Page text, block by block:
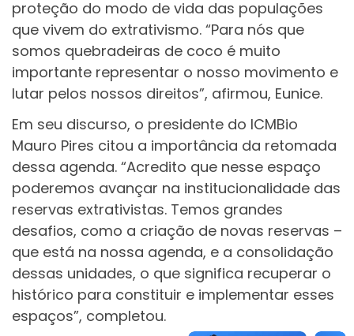
proteção do modo de vida das populações
que vivem do extrativismo. “Para nós que
somos quebradeiras de coco é muito
importante representar o nosso movimento e
lutar pelos nossos direitos”, afirmou, Eunice.
Em seu discurso, o presidente do ICMBio
Mauro Pires citou a importância da retomada
dessa agenda. “Acredito que nesse espaço
poderemos avançar na institucionalidade das
reservas extrativistas. Temos grandes
desafios, como a criação de novas reservas –
que está na nossa agenda, e a consolidação
dessas unidades, o que significa recuperar o
histórico para constituir e implementar esses
espaços”, completou.